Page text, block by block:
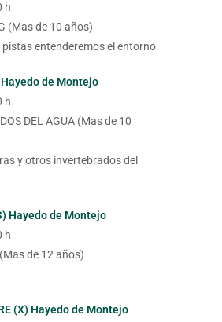
h
(Mas de 10 años)
pistas entenderemos el entorno
de Montejo
h
DEL AGUA (Mas de 10
y otros invertebrados del
Hayedo de Montejo
h
de 12 años)
(X) Hayedo de Montejo